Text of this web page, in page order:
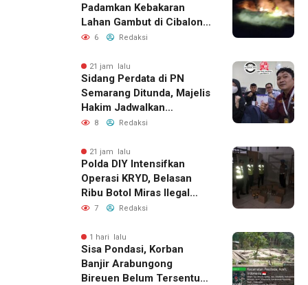
Padamkan Kebakaran
Lahan Gambut di Cibalong,
Permukiman Warga
6 Redaksi
21 jam lalu
Sidang Perdata di PN
Semarang Ditunda, Majelis
Hakim Jadwalkan
Pemanggilan Ulang BPR
8 Redaksi
21 jam lalu
Polda DIY Intensifkan
Operasi KRYD, Belasan
Ribu Botol Miras Ilegal
Berhasil Diamankan
7 Redaksi
1 hari lalu
Sisa Pondasi, Korban
Banjir Arabungong
Bireuen Belum Tersentuh